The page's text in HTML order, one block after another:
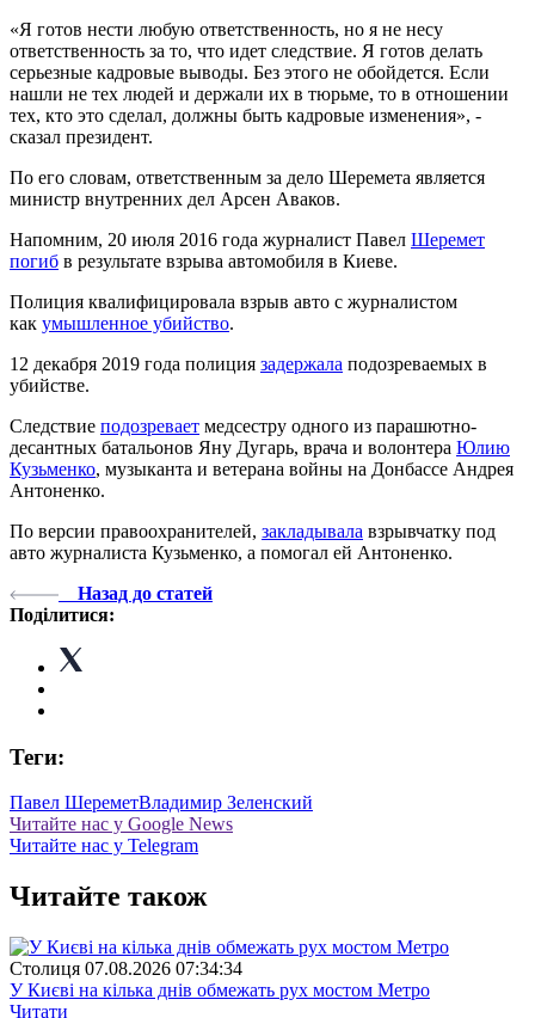
«Я готов нести любую ответственность, но я не несу
ответственность за то, что идет следствие. Я готов делать
серьезные кадровые выводы. Без этого не обойдется. Если
нашли не тех людей и держали их в тюрьме, то в отношении
тех, кто это сделал, должны быть кадровые изменения», -
сказал президент.
По его словам, ответственным за дело Шеремета является
министр внутренних дел Арсен Аваков.
Напомним, 20 июля 2016 года журналист Павел Шеремет
погиб в результате взрыва автомобиля в Киеве.
Полиция квалифицировала взрыв авто с журналистом
как умышленное убийство.
12 декабря 2019 года полиция задержала подозреваемых в
убийстве.
Следствие подозревает медсестру одного из парашютно-
десантных батальонов Яну Дугарь, врача и волонтера Юлию
Кузьменко, музыканта и ветерана войны на Донбассе Андрея
Антоненко.
По версии правоохранителей, закладывала взрывчатку под
авто журналиста Кузьменко, а помогал ей Антоненко.
Назад до статей
Поділитися:
Теги:
Павел ШереметВладимир Зеленский
Читайте нас у Google News
Читайте нас у Telegram
Читайте також
Столиця 07.08.2026 07:34:34
У Києві на кілька днів обмежать рух мостом Метро
Читати